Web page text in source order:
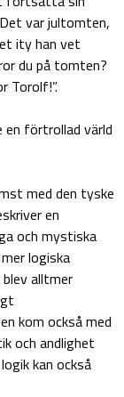
var jultomten,
ity han vet
du på tomten?
Torolf!”.
en förtrollad värld
med den tyske
en
och mystiska
logiska
alltmer
kom också med
och andlighet
kan också